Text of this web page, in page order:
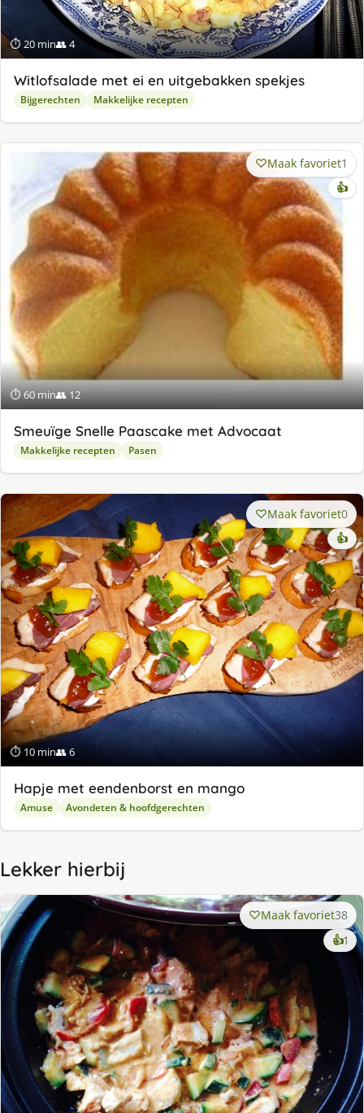
⏱ 20 min👥 4
Witlofsalade met ei en uitgebakken spekjes
Bijgerechten Makkelijke recepten
⏱ 60 min👥 12
Maak favoriet1
👍
Smeuïge Snelle Paascake met Advocaat
Makkelijke recepten Pasen
⏱ 10 min👥 6
Maak favoriet0
👍
Hapje met eendenborst en mango
Amuse Avondeten & hoofdgerechten
Lekker hierbij
Maak favoriet38
👍1